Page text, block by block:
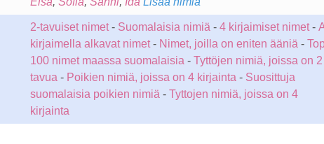
2-tavuiset nimet- Suomalaisia nimiä - 4 kirjaimiset nimet-
kirjaimella alkavat nimet- Nimet, joilla on eniten ääniä -
100 nimet maassa suomalaisia - Tyttöjen nimiä, joissa on 2
tavua - Poikien nimiä, joissa on 4 kirjainta - Suosittuja
suomalaisia poikien nimiä - Tyttojen nimiä, joissa on 4
kirjainta